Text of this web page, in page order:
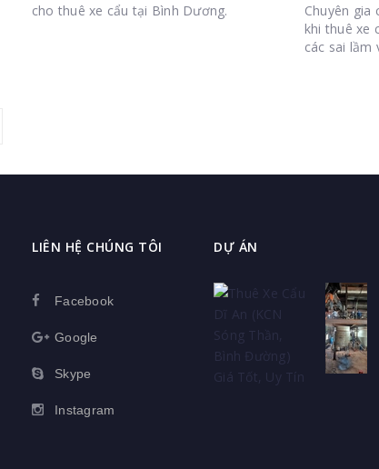
cho thuê xe cẩu tại Bình Dương.
Chuyên gia
khi thuê xe
các sai lầm
LIÊN HỆ CHÚNG TÔI
Facebook
Google
Skype
Instagram
DỰ ÁN